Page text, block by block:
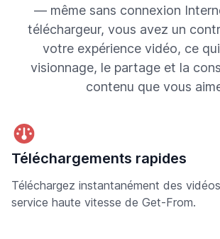
— même sans connexion
téléchargeur, vous avez un
votre expérience vidéo, ce
visionnage, le partage et la
contenu que vous
Téléchargements rapides
Téléchargez instantanément des
service haute vitesse de Get-From.